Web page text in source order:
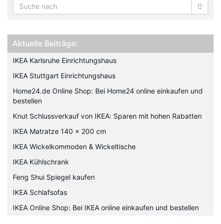
Aktuelle Beiträge:
IKEA Karlsruhe Einrichtungshaus
IKEA Stuttgart Einrichtungshaus
Home24.de Online Shop: Bei Home24 online einkaufen und
bestellen
Knut Schlussverkauf von IKEA: Sparen mit hohen Rabatten
IKEA Matratze 140 x 200 cm
IKEA Wickelkommoden & Wickeltische
IKEA Kühlschrank
Feng Shui Spiegel kaufen
IKEA Schlafsofas
IKEA Online Shop: Bei IKEA online einkaufen und bestellen